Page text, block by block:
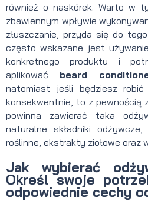
również o naskórek. Warto w
zbawiennym wpływie
złuszczanie, przyda się do tego
często wskazane jest
konkretnego produktu i
aplikować beard
natomiast jeśli będziesz
konsekwentnie, to z pewnością
powinna zawierać taka
naturalne składniki
roślinne, ekstrakty ziołowe oraz
Jak wybierać
Określ swoje
odpowiednie cechy